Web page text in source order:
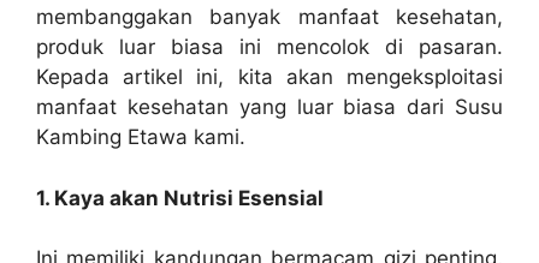
membanggakan banyak manfaat kesehatan,
produk luar biasa ini mencolok di pasaran.
Kepada artikel ini, kita akan mengeksploitasi
manfaat kesehatan yang luar biasa dari Susu
Kambing Etawa kami.
1. Kaya akan Nutrisi Esensial
Ini memiliki kandungan bermacam gizi penting,